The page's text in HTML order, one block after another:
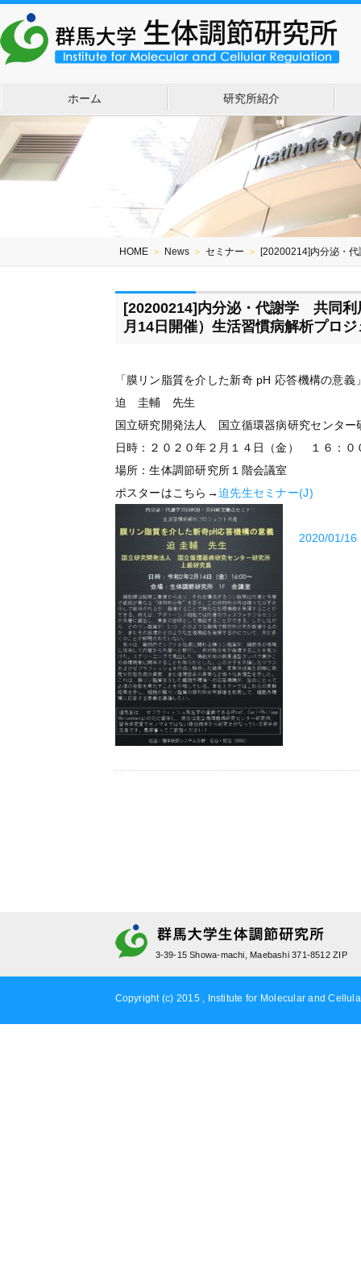
ホーム 研究所紹介
HOME ＞ News ＞ セミナー ＞ [20200214]内分泌・
[20200214]内分泌・代謝学 共同利
月14日開催）生活習慣病解析プロ
「膜リン脂質を介した新奇 pH 応答機構の意義
迫 圭輔 先⽣
国立研究開発法人 国立循環器病研究センタ
日時：２０２０年２月１４日（金） １６：０
場所：生体調節研究所１階会議室
ポスターはこちら→迫先生セミナー(J)
2020/01/16
3-39-15 Showa-machi, Maebashi 371-8512 ZIP
Copyright (c) 2015 , Institute for Molecular and